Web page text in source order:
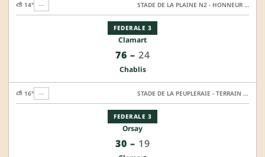
FEDERALE 3
Clamart
76 – 24
Chablis
⛅ 14° — STADE DE LA PLAINE N2 - HONNEUR SYNTHETIQUE
FEDERALE 3
Orsay
30 – 19
⛅ 16° — STADE DE LA PEUPLERAIE - TERRAIN ANNEXE SYNTHÉTIQUE